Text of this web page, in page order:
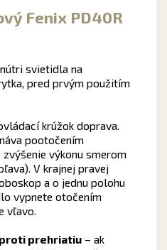
Fenix PD40R
svietidla na
pred prvým použitím
krúžok doprava.
pootočením
výkonu smerom
V krajnej pravej
a o jednu polohu
vypnete otočením
vľavo.
prehriatiu– ak